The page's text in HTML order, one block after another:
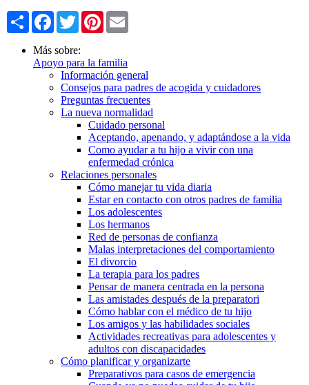
Share Facebook
TwitterPinterest
Más sobre:
Apoyo para la familia
Información general
Consejos para padres de acogida y cuidadores
Preguntas frecuentes
La nueva normalidad
Cuidado personal
Aceptando, apenando, y adaptándose a la vida
Como ayudar a tu hijo a vivir con una
enfermedad crónica
Relaciones personales
Cómo manejar tu vida diaria
Estar en contacto con otros padres de familia
Los adolescentes
Los hermanos
Red de personas de confianza
Malas interpretaciones del comportamiento
El divorcio
La terapia para los padres
Pensar de manera centrada en la persona
Las amistades después de la preparatori
Cómo hablar con el médico de tu hijo
Los amigos y las habilidades sociales
Actividades recreativas para adolescentes y
adultos con discapacidades
Cómo planificar y organizarte
Preparativos para casos de emergencia